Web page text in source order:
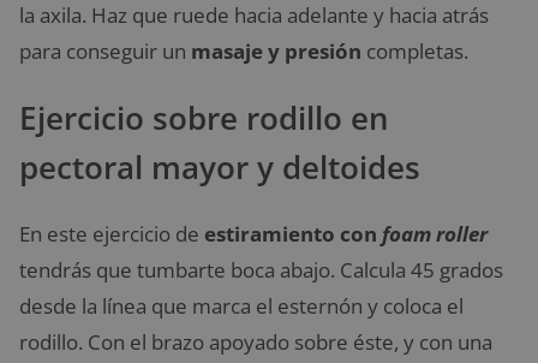
la axila. Haz que ruede hacia adelante y hacia atrás
para conseguir un masaje y presión completas.
Ejercicio sobre rodillo en
pectoral mayor y deltoides
En este ejercicio de estiramiento con foam roller
tendrás que tumbarte boca abajo. Calcula 45 grados
desde la línea que marca el esternón y coloca el
rodillo. Con el brazo apoyado sobre éste, y con una